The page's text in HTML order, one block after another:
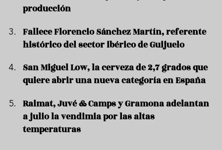
producción
Fallece Florencio Sánchez Martín, referente
histórico del sector ibérico de Guijuelo
San Miguel Low, la cerveza de 2,7 grados que
quiere abrir una nueva categoría en España
Raimat, Juvé & Camps y Gramona adelantan
a julio la vendimia por las altas
temperaturas